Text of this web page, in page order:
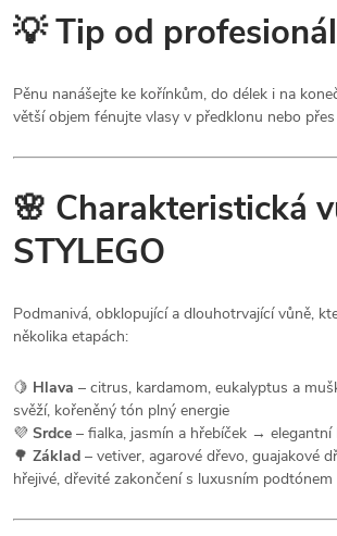
💡 Tip od
Pěnu nanášejte ke kořínkům, do délek i na
větší objem fénujte vlasy v předklonu nebo
🌸 Charakteristická
STYLEGO
Podmanivá, obklopující a dlouhotrvající vůně,
několika etapách:
🍋 Hlava – citrus, kardamom, eukalyptus a
svěží, kořeněný tón plný energie
💜 Srdce – fialka, jasmín a hřebíček →
🌳 Základ – vetiver, agarové dřevo, guajakové
hřejivé, dřevité zakončení s luxusním podtónem